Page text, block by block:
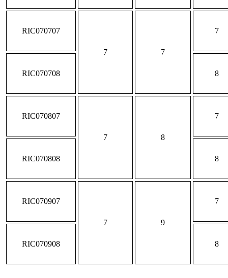
RIC070707
7 7
7
RIC070708 8
RIC070807
7 8
7
RIC070808 8
RIC070907
7 9
7
RIC070908 8